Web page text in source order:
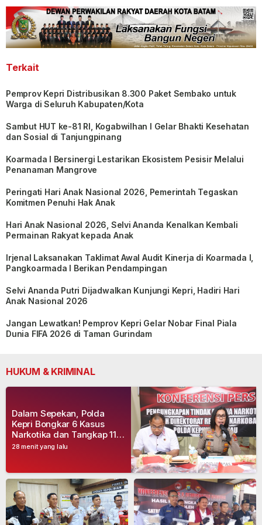
Terkait
Pemprov Kepri Distribusikan 8.300 Paket Sembako untuk
Warga di Seluruh Kabupaten/Kota
Sambut HUT ke-81 RI, Kogabwilhan I Gelar Bhakti Kesehatan
dan Sosial di Tanjungpinang
Koarmada I Bersinergi Lestarikan Ekosistem Pesisir Melalui
Penanaman Mangrove
Peringati Hari Anak Nasional 2026, Pemerintah Tegaskan
Komitmen Penuhi Hak Anak
Hari Anak Nasional 2026, Selvi Ananda Kenalkan Kembali
Permainan Rakyat kepada Anak
Irjenal Laksanakan Taklimat Awal Audit Kinerja di Koarmada I,
Pangkoarmada I Berikan Pendampingan
Selvi Ananda Putri Dijadwalkan Kunjungi Kepri, Hadiri Hari
Anak Nasional 2026
Jangan Lewatkan! Pemprov Kepri Gelar Nobar Final Piala
Dunia FIFA 2026 di Taman Gurindam
HUKUM & KRIMINAL
28 menit yang lalu
Dalam Sepekan, Polda
Kepri Bongkar 6 Kasus
Narkotika dan Tangkap 11
Tersangka